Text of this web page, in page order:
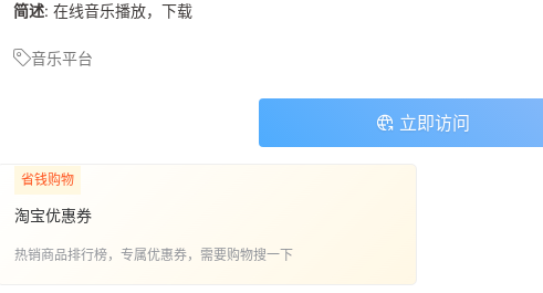
简述: 在线音乐播放，下载
音乐平台
立即访问
省钱购物
淘宝优惠券
热销商品排行榜，专属优惠券，需要购物搜一下